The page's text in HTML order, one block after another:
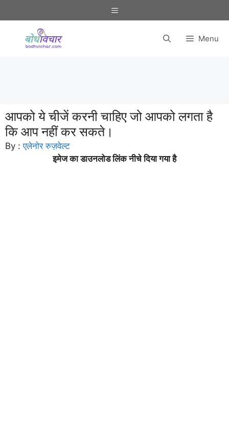
to
Menu
Menu
आपको ये चीजें करनी चाहिए जो आपको लगता है
कि आप नहीं कर सकते।
By :एलेनोर रुज़वेल्ट
इमेज का डाउनलोड लिंक नीचे दिया गया है